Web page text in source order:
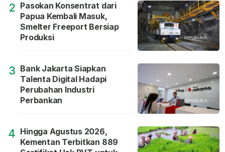
2 Pasokan Konsentrat dari
Papua Kembali Masuk,
Smelter Freeport Bersiap
Produksi
3 Bank Jakarta Siapkan
Talenta Digital Hadapi
Perubahan Industri
Perbankan
4 Hingga Agustus 2026,
Kementan Terbitkan 889